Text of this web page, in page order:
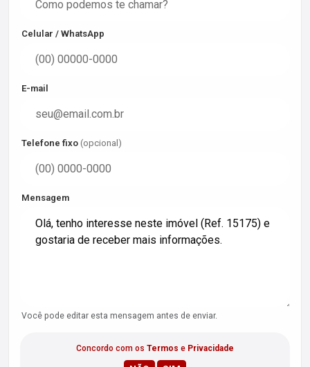
Celular / WhatsApp
E-mail
Telefone fixo (opcional)
Mensagem
Você pode editar esta mensagem antes de enviar.
Concordo com os Termos e Privacidade